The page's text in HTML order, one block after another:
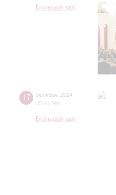
Большой зал
17 октября 2024
20:00 Чт
Большой зал